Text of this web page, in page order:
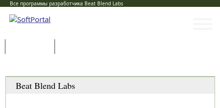
Все программы разработчика Beat Blend Labs
Beat Blend Labs